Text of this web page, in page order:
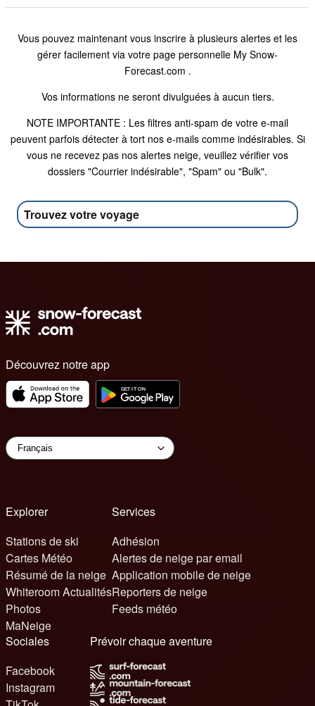
Vous pouvez maintenant vous inscrire à plusieurs alertes et les
gérer facilement via votre page personnelle My Snow-
Forecast.com .
Vos informations ne seront divulguées à aucun tiers.
NOTE IMPORTANTE : Les filtres anti-spam de votre e-mail
peuvent parfois détecter à tort nos e-mails comme indésirables. Si
vous ne recevez pas nos alertes neige, veuillez vérifier vos
dossiers "Courrier indésirable", "Spam" ou "Bulk".
Trouvez votre voyage
Découvrez notre app
Explorer
Stations de ski
Cartes Météo
Résumé de la neige
Whiteroom Actualités
Photos
MaNeige
Services
Adhésion
Alertes de neige par email
Application mobile de neige
Reporters de neige
Feeds météo
Sociales
Facebook
Instagram
Prévoir chaque aventure